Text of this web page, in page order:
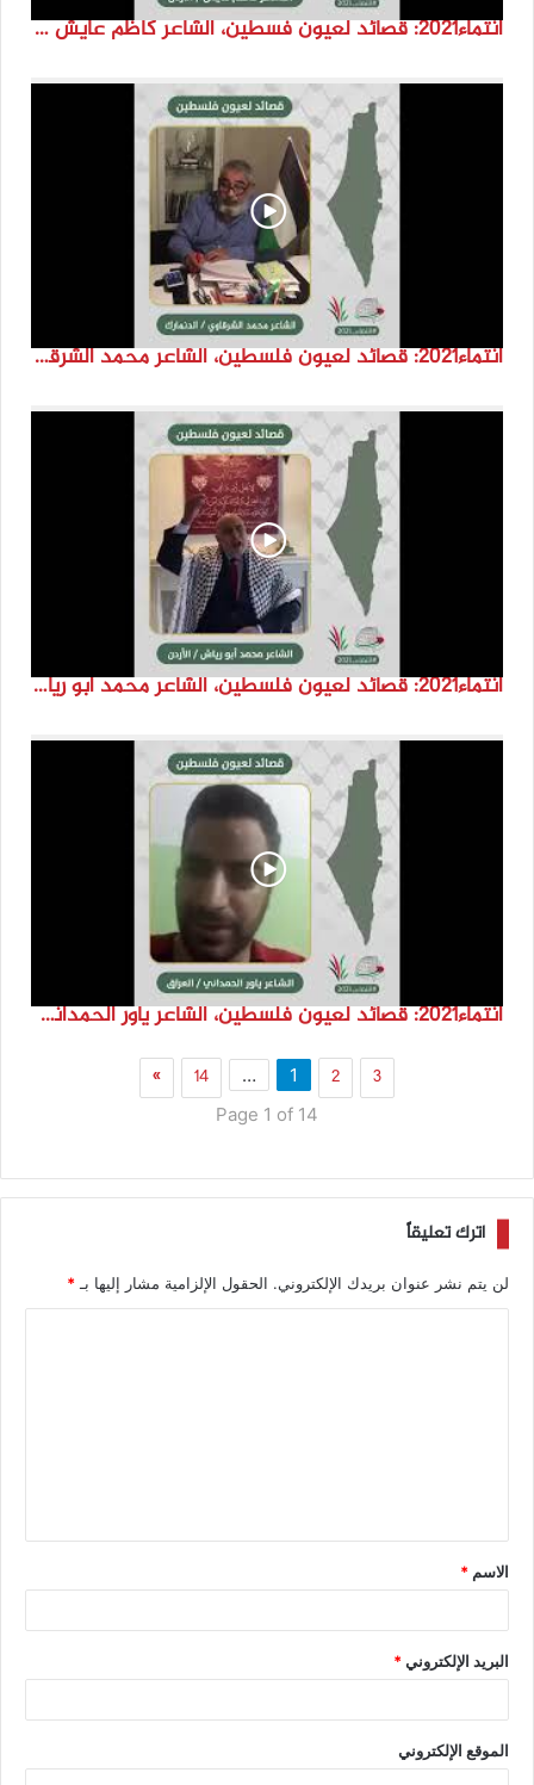
انتماء2021: قصائد لعيون فسطين، الشاعر كاظم عايش ،الاردن
انتماء2021: قصائد لعيون فلسطين، الشاعر محمد الشرقاوي ،الدنمارك
انتماء2021: قصائد لعيون فلسطين، الشاعر محمد ابو رياش، الاردن
انتماء2021: قصائد لعيون فلسطين، الشاعر ياور الحمداني، العراق
1 2 3
…
14
»
Page 1 of 14
اترك تعليقاً
لن يتم نشر عنوان بريدك الإلكتروني. الحقول الإلزامية مشار إليها بـ *
الاسم *
البريد الإلكتروني*
الموقع الإلكتروني